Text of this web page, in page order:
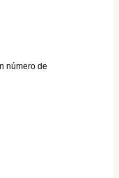
número de